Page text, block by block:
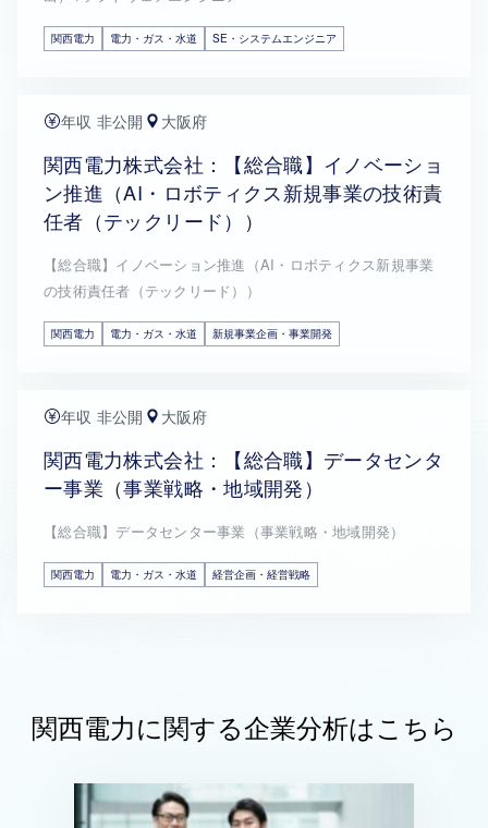
関西電力 電力・ガス・水道 SE・システムエンジニア
年収 非公開 大阪府
関西電力株式会社：【総合職】イノベーショ
ン推進（AI・ロボティクス新規事業の技術責
任者（テックリード））
【総合職】イノベーション推進（AI・ロボティクス新規事業
の技術責任者（テックリード））
関西電力 電力・ガス・水道 新規事業企画・事業開発
年収 非公開 大阪府
関西電力株式会社：【総合職】データセンタ
ー事業（事業戦略・地域開発）
【総合職】データセンター事業（事業戦略・地域開発）
関西電力 電力・ガス・水道 経営企画・経営戦略
関西電力に関する企業分析はこちら